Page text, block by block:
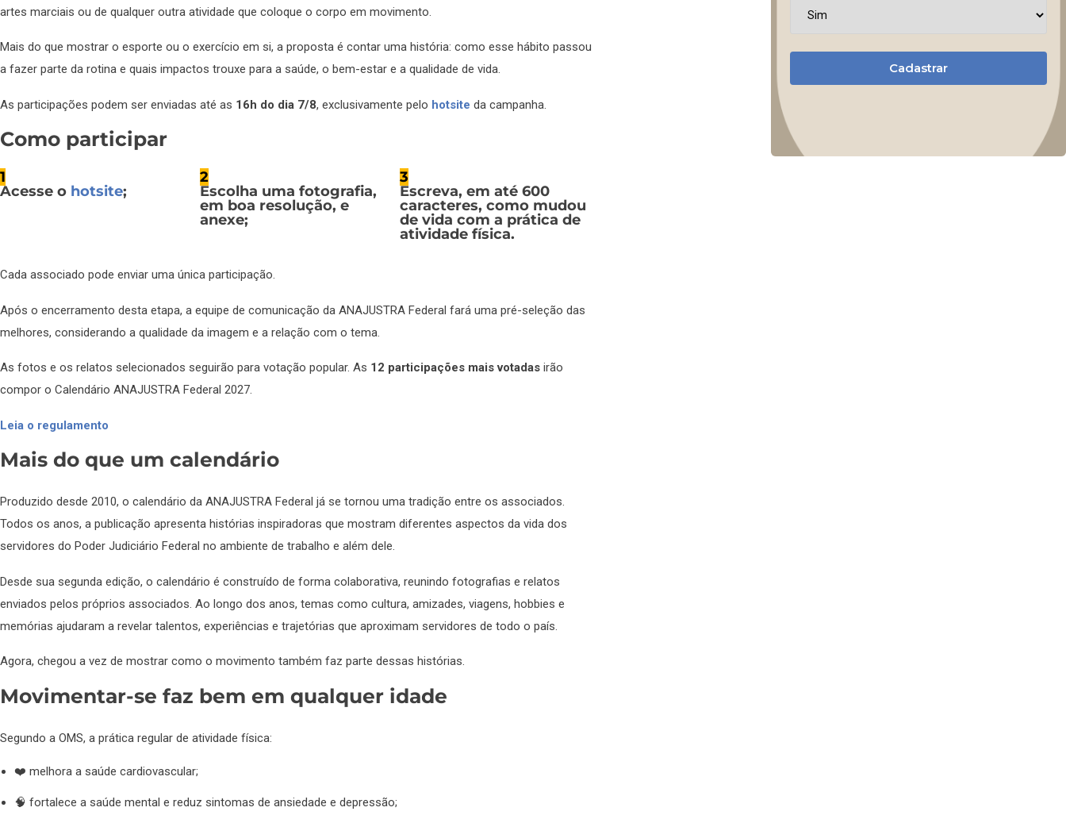
artes marciais ou de qualquer outra atividade que coloque o corpo em movimento.
Mais do que mostrar o esporte ou o exercício em si, a proposta é contar uma história: como esse hábito passou
a fazer parte da rotina e quais impactos trouxe para a saúde, o bem-estar e a qualidade de vida.
As participações podem ser enviadas até as 16h do dia 7/8, exclusivamente pelo hotsite da campanha.
Como participar
1
Acesse o hotsite;
2
Escolha uma fotografia,
em boa resolução, e
anexe;
3
Escreva, em até 600
caracteres, como mudou
de vida com a prática de
atividade física.
Cada associado pode enviar uma única participação.
Após o encerramento desta etapa, a equipe de comunicação da ANAJUSTRA Federal fará uma pré-seleção das
melhores, considerando a qualidade da imagem e a relação com o tema.
As fotos e os relatos selecionados seguirão para votação popular. As 12 participações mais votadas irão
compor o Calendário ANAJUSTRA Federal 2027.
Leia o regulamento
Mais do que um calendário
Produzido desde 2010, o calendário da ANAJUSTRA Federal já se tornou uma tradição entre os associados.
Todos os anos, a publicação apresenta histórias inspiradoras que mostram diferentes aspectos da vida dos
servidores do Poder Judiciário Federal no ambiente de trabalho e além dele.
Desde sua segunda edição, o calendário é construído de forma colaborativa, reunindo fotografias e relatos
enviados pelos próprios associados. Ao longo dos anos, temas como cultura, amizades, viagens, hobbies e
memórias ajudaram a revelar talentos, experiências e trajetórias que aproximam servidores de todo o país.
Agora, chegou a vez de mostrar como o movimento também faz parte dessas histórias.
Movimentar-se faz bem em qualquer idade
Segundo a OMS, a prática regular de atividade física:
❤️ melhora a saúde cardiovascular;
🧠 fortalece a saúde mental e reduz sintomas de ansiedade e depressão;
Cadastrar